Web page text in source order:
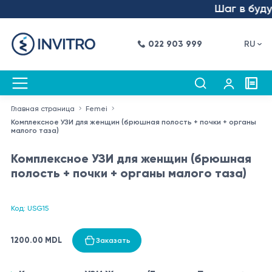
Шаг в
022 903 999 RU
Главная страница
Femei
Комплексное УЗИ для женщин (брюшная полость + почки + органы
малого таза)
Комплексное УЗИ для женщин (брюшная
полость + почки + органы малого таза)
Код: USG15
1200.00 MDL Заказать